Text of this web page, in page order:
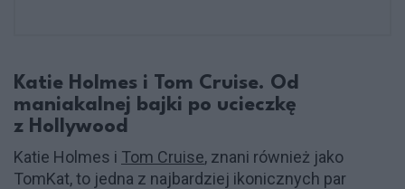
Katie Holmes i Tom Cruise. Od
maniakalnej bajki po ucieczkę
z Hollywood
Katie Holmes i Tom Cruise, znani również jako
TomKat, to jedna z najbardziej ikonicznych par